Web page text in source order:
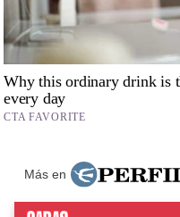
Más en